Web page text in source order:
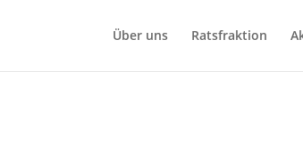
Über uns Ratsfraktion